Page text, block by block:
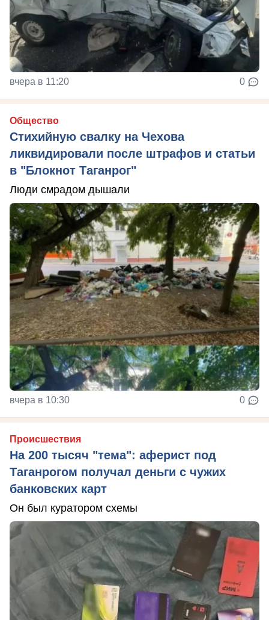
вчера в 11:20 0
Общество
Стихийную свалку на Чехова
ликвидировали после штрафов и статьи
в "Блокнот Таганрог"
Люди смрадом дышали
вчера в 10:30 0
Происшествия
На 200 тысяч "тема": аферист под
Таганрогом получал деньги с чужих
банковских карт
Он был куратором схемы